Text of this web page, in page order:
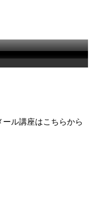
ール講座はこちらから